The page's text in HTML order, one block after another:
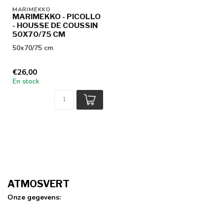
MARIMEKKO
MARIMEKKO - PICOLLO
- HOUSSE DE COUSSIN
50X70/75 CM
50x70/75 cm
€26,00
En stock
ATMOSVERT
Onze gegevens: